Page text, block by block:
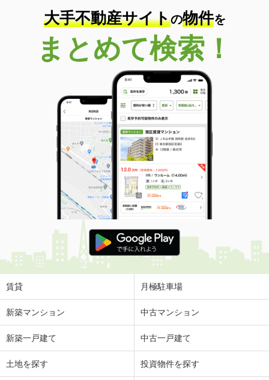
大手不動産サイトの物件を
まとめて検索！
賃貸 月極駐車場
新築マンション 中古マンション
新築一戸建て 中古一戸建て
土地を探す 投資物件を探す